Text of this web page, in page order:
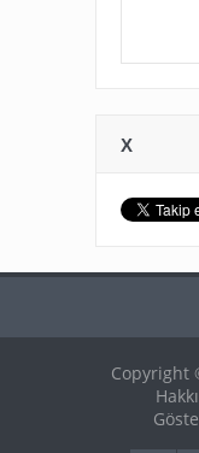
X
Copyright